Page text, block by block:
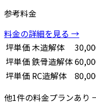
参考料金
料金の詳細を見る →
坪単価木造解体
坪単価鉄骨造解体
坪単価 RC造解体
他1件の料金プランあり